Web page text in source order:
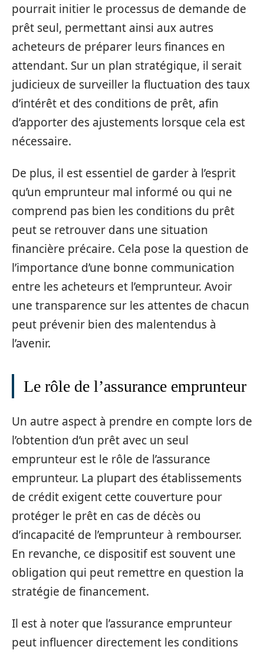
pourrait initier le processus de demande de
prêt seul, permettant ainsi aux autres
acheteurs de préparer leurs finances en
attendant. Sur un plan stratégique, il serait
judicieux de surveiller la fluctuation des taux
d’intérêt et des conditions de prêt, afin
d’apporter des ajustements lorsque cela est
nécessaire.
De plus, il est essentiel de garder à l’esprit
qu’un emprunteur mal informé ou qui ne
comprend pas bien les conditions du prêt
peut se retrouver dans une situation
financière précaire. Cela pose la question de
l’importance d’une bonne communication
entre les acheteurs et l’emprunteur. Avoir
une transparence sur les attentes de chacun
peut prévenir bien des malentendus à
l’avenir.
Le rôle de l’assurance emprunteur
Un autre aspect à prendre en compte lors de
l’obtention d’un prêt avec un seul
emprunteur est le rôle de l’assurance
emprunteur. La plupart des établissements
de crédit exigent cette couverture pour
protéger le prêt en cas de décès ou
d’incapacité de l’emprunteur à rembourser.
En revanche, ce dispositif est souvent une
obligation qui peut remettre en question la
stratégie de financement.
Il est à noter que l’assurance emprunteur
peut influencer directement les conditions